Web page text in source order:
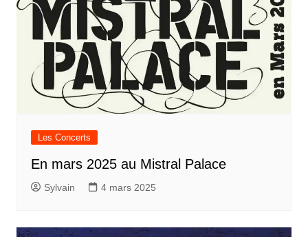
Les Concerts
En mars 2025 au Mistral Palace
Sylvain 4 mars 2025